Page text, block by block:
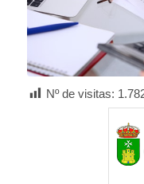
Nº de visitas: